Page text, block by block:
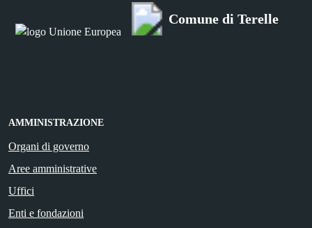
Comune di Terelle
AMMINISTRAZIONE
Organi di governo
Aree amministrative
Uffici
Enti e fondazioni